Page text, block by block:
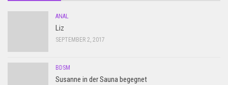
ANAL
Liz
SEPTEMBER 2, 2017
BDSM
Susanne in der Sauna begegnet